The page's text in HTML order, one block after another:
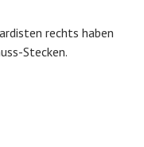
rechts haben
Stecken.